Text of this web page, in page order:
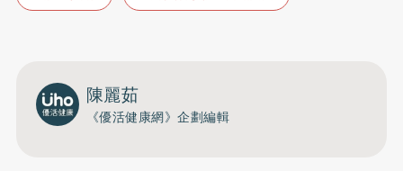
陳麗茹
《優活健康網》企劃編輯